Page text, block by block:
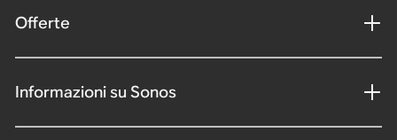
Offerte
Informazioni su Sonos